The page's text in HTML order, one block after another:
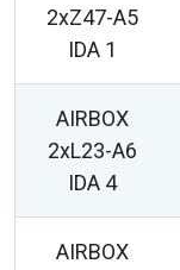
2xZ47-A5
IDA 1
AIRBOX
2xL23-A6
IDA 4
AIRBOX